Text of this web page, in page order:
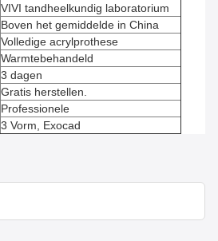
VIVI tandheelkundig laboratorium
Boven het gemiddelde in China
Volledige acrylprothese
Warmtebehandeld
3 dagen
Gratis herstellen.
Professionele
3 Vorm, Exocad